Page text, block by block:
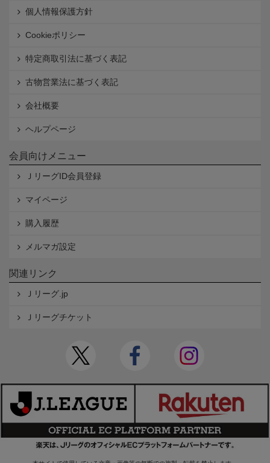
個人情報保護方針
Cookieポリシー
特定商取引法に基づく表記
古物営業法に基づく表記
会社概要
ヘルプページ
会員向けメニュー
ＪリーグID会員登録
マイページ
購入履歴
メルマガ設定
関連リンク
Ｊリーグ.jp
Ｊリーグチケット